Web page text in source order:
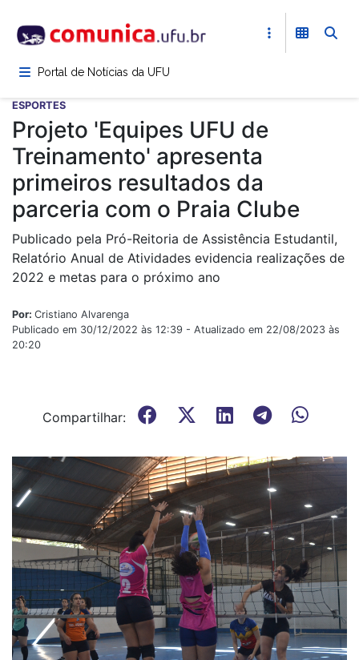
para
conteúdoPortal de Notícias da UFU
ESPORTES
Projeto 'Equipes UFU de
Treinamento' apresenta
primeiros resultados da
parceria com o Praia Clube
Publicado pela Pró-Reitoria de Assistência Estudantil,
Relatório Anual de Atividades evidencia realizações de
2022 e metas para o próximo ano
Por: Cristiano Alvarenga
Publicado em 30/12/2022 às 12:39 - Atualizado em 22/08/2023 às
20:20
Compartilhar: